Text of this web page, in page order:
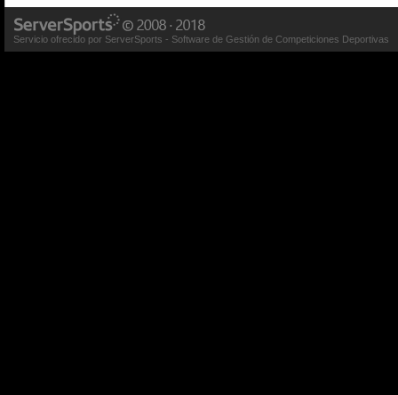
Servicio ofrecido por ServerSports - Software de Gestión de Competiciones Deportivas